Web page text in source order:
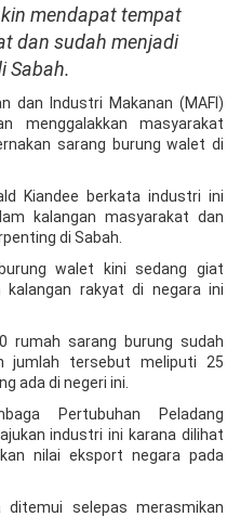
mendapat tempat
dan sudah menjadi
Sabah.
dan Industri Makanan (MAFI)
menggalakkan masyarakat
sarang burung walet di
Kiandee berkata industri ini
kalangan masyarakat dan
di Sabah.
walet kini sedang giat
kalangan rakyat di negara ini
rumah sarang burung sudah
jumlah tersebut meliputi 25
ada di negeri ini.
Pertubuhan Peladang
industri ini karana dilihat
nilai eksport negara pada
ditemui selepas merasmikan